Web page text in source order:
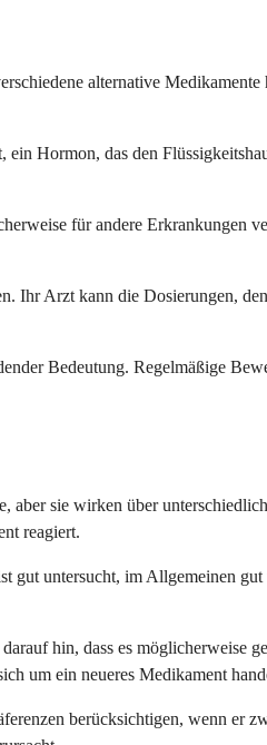
alternative
Hormon, das den
für andere Erkrankungen
Arzt kann die Dosierungen,
Bedeutung. Regelmäßige
sie wirken über
reagiert.
gut untersucht, im Allgemeinen
hin, dass es
um ein neueres Medikament
berücksichtigen, wenn er